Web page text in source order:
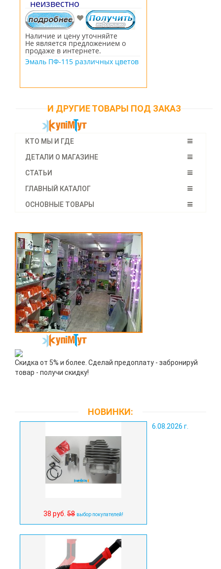
неизвестно
Наличие и цену уточняйте
Не является предложением о
продаже в интернете.
Эмаль ПФ-115 различных цветов
И ДРУГИЕ ТОВАРЫ ПОД ЗАКАЗ
КТО МЫ И ГДЕ
ДЕТАЛИ О МАГАЗИНЕ
СТАТЬИ
ГЛАВНЫЙ КАТАЛОГ
ОСНОВНЫЕ ТОВАРЫ
Скидка от 5% и более. Сделай предоплату - забронируй
товар - получи скидку!
НОВИНКИ:
6.08.2026 г.
38 руб. 58 выбор покупателей!